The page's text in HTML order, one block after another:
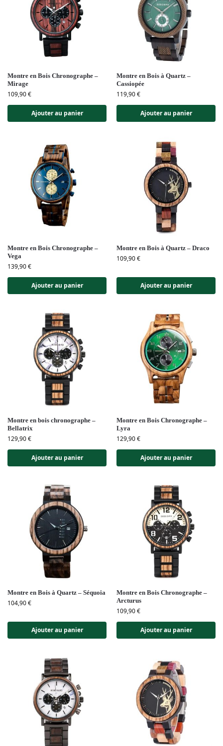
Montre en Bois Chronographe –
Mirage
109,90€
Ajouter au panier
Montre en Bois à Quartz –
Cassiopée
119,90€
Ajouter au panier
Montre en Bois Chronographe –
Vega
139,90€
Ajouter au panier
Montre en Bois à Quartz – Draco
109,90€
Ajouter au panier
Montre en bois chronographe –
Bellatrix
129,90€
Ajouter au panier
Montre en Bois Chronographe –
Lyra
129,90€
Ajouter au panier
Montre en Bois à Quartz – Séquoia
104,90€
Ajouter au panier
Montre en Bois Chronographe –
Arcturus
109,90€
Ajouter au panier